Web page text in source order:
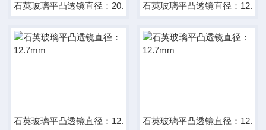
石英玻璃平凸透镜直径：20.0mm焦距：40.0mm
石英玻璃平凸透镜直径：
石英玻璃平凸透镜直径：12.7mm石英玻璃平凸透镜直径：